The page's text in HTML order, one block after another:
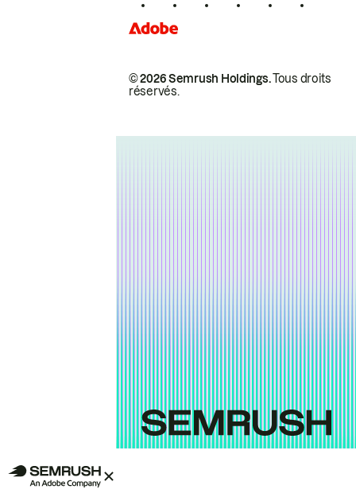
© 2026 Semrush Holdings.Tous droits
réservés.